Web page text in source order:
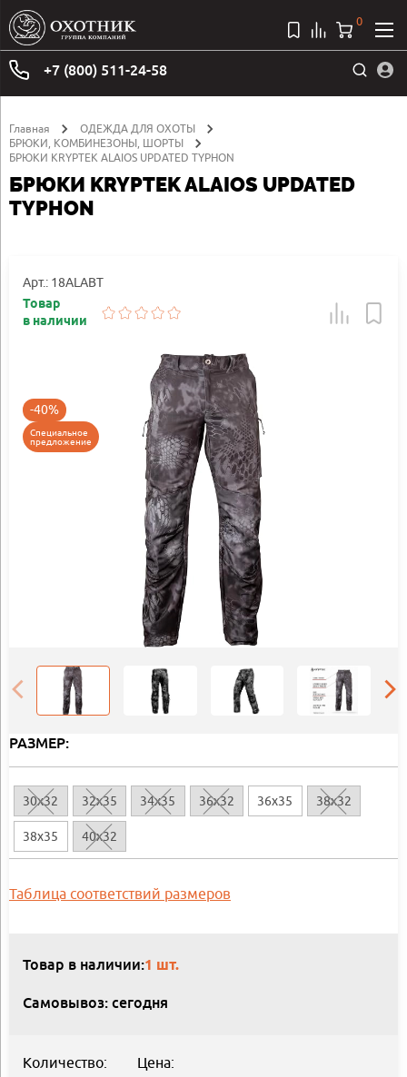
+7 (800) 511-24-58
0
Главная
ОДЕЖДА ДЛЯ ОХОТЫ
БРЮКИ, КОМБИНЕЗОНЫ, ШОРТЫ
БРЮКИ KRYPTEK ALAIOS UPDATED TYPHON
БРЮКИ KRYPTEK ALAIOS UPDATED
TYPHON
Арт.: 18ALABT
Товар
в наличии
-40%
Специальное
предложение
РАЗМЕР:
30x32 32x35 34x35 36x32 36x35 38x32
38x35 40x32
Таблица соответствий размеров
Товар в наличии:1 шт.
Самовывоз: сегодня
Количество: Цена: